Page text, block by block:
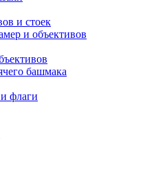
и стоек
и объективов
башмака
флаги